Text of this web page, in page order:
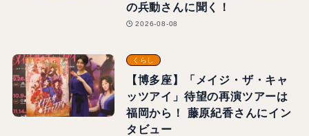
の兵動さんに聞く！
2026-08-08
くらし
【博多座】「メイジ・ザ・キャ
ッツアイ」待望の再演ツアーは
福岡から！ 藤原紀香さんにイン
タビュー